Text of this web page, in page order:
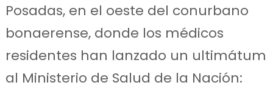
Posadas, en el oeste del conurbano
bonaerense, donde los médicos
residentes han lanzado un ultimátum
al Ministerio de Salud de la Nación: